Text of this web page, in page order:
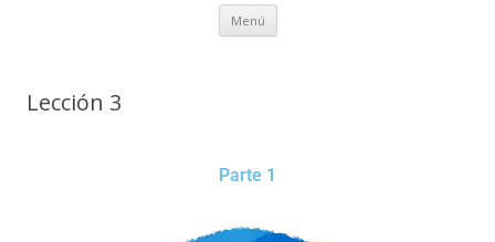
Menú Saltar
contenido
Lección 3
Parte 1